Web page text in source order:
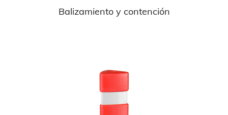
Balizamiento y contención